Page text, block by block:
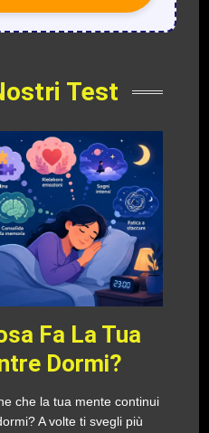
Test
Fa La Tua
Dormi?
che la tua mente continui
A volte ti svegli più